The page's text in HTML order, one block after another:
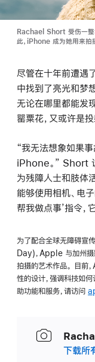
Rachael Short 受伤一整
此，iPhone 成为她用来拍
尽管在十年前遭遇
中找到了亮光和梦
无论在哪里都能发
罂粟花，又或许是
“我无法想象如果
iPhone。” Short
为残障人士和肢体
能够使用相机、电
帮我做点事’指令，
为了配合全球无障碍宣
Day)
Apple 与加州
拍摄的艺术作品。
目前，
性的设计，强调科技如
助功能和服务，请访问
下载所